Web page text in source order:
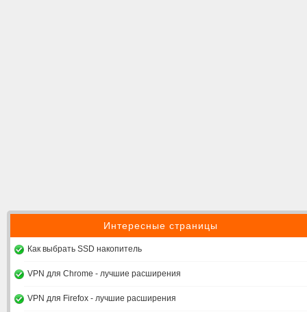
Интересные страницы
Как выбрать SSD накопитель
VPN для Chrome - лучшие расширения
VPN для Firefox - лучшие расширения